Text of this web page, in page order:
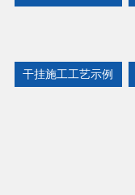
干挂施工工艺示例